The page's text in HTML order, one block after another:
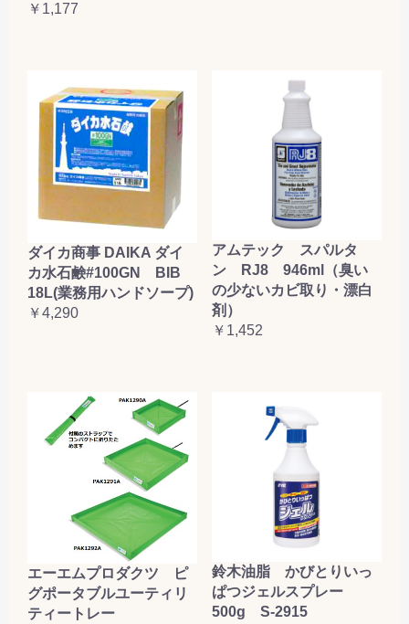
￥1,177
ダイカ商事 DAIKA ダイ
カ水石鹸#100GN BIB
18L(業務用ハンドソープ)
￥4,290
アムテック スパルタ
ン RJ8 946ml（臭い
の少ないカビ取り・漂白
剤）
￥1,452
エーエムプロダクツ ピ
グポータブルユーティリ
ティートレー
鈴木油脂 かびとりいっ
ぱつジェルスプレー
500g S-2915